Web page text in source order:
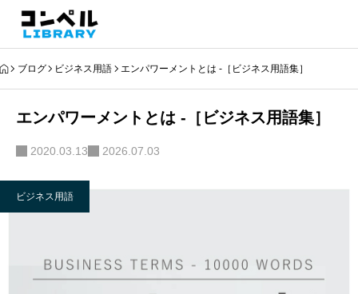
ブログ ビジネス用語 エンパワーメントとは -［ビジネス用語集］
エンパワーメントとは -［ビジネス用語集］
2020.03.13 2026.07.03
ビジネス用語